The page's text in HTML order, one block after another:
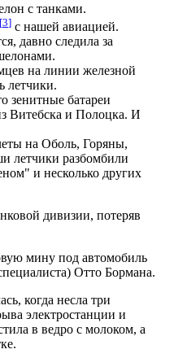
с танками.
[3] с нашей авиацией.
давно следила за
на линии железной
летчики.
зенитные батареи
Витебска и Полоцка. И
на Оболь, Горяны,
летчики разбомбили
и несколько других
дивизии, потеряв
мину под автомобиль
Отто Бормана.
когда несла три
электростанции и
в ведро с молоком, а